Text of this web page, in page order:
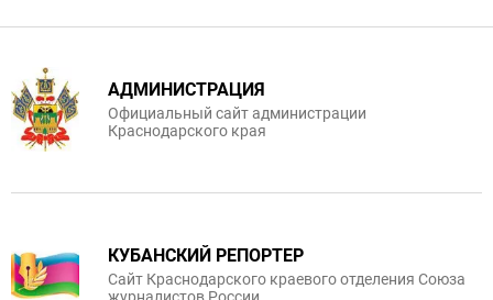
АДМИНИСТРАЦИЯ
Официальный сайт администрации
Краснодарского края
КУБАНСКИЙ РЕПОРТЕР
Сайт Краснодарского краевого отделения Союза